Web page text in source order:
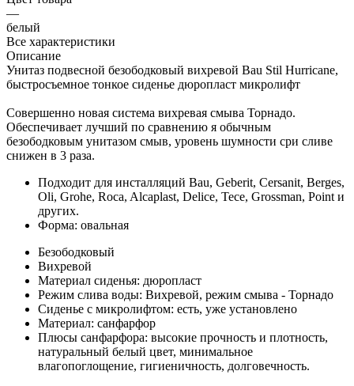
—
белый
Все характеристики
Описание
Унитаз подвесной безободковый вихревой Bau Stil Hurricane,
быстросъемное тонкое сиденье дюропласт микролифт
Совершенно новая система вихревая смыва Торнадо.
Обеспечивает лучший по сравнению я обычным
безободковым унитазом смыв, уровень шумности сри сливе
снижен в 3 раза.
Подходит для инсталляций Bau, Geberit, Cersanit, Berges,
Oli, Grohe, Roca, Alcaplast, Delice, Tece, Grossman, Point и
других.
Форма: овальная
Безободковый
Вихревой
Материал сиденья: дюропласт
Режим слива воды: Вихревой, режим смыва - Торнадо
Сиденье с микролифтом: есть, уже установлено
Материал: санфарфор
Плюсы санфарфора: высокие прочность и плотность,
натуральный белый цвет, минимальное
влагопоглощение, гигиеничность, долговечность.